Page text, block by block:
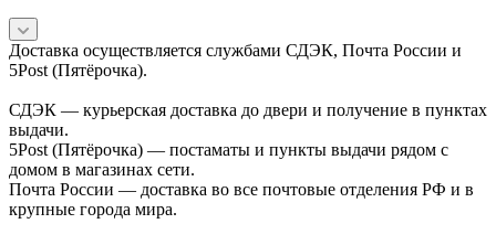
Доставка осуществляется службами СДЭК, Почта России и
5Post (Пятёрочка).
СДЭК — курьерская доставка до двери и получение в пунктах
выдачи.
5Post (Пятёрочка) — постаматы и пункты выдачи рядом с
домом в магазинах сети.
Почта России — доставка во все почтовые отделения РФ и в
крупные города мира.